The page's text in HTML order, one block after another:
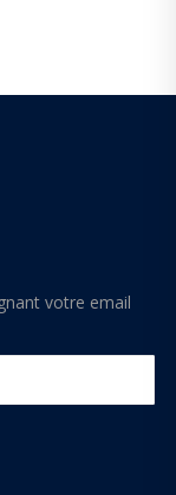
votre email